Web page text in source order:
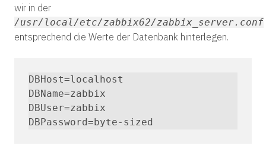
wir in der
/usr/local/etc/zabbix62/zabbix_server.conf
entsprechend die Werte der Datenbank hinterlegen.
DBHost=localhost
DBName=zabbix
DBUser=zabbix
DBPassword=byte-sized